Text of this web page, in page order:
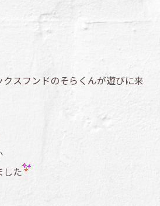
スフンドのそらくんが遊びに来
した